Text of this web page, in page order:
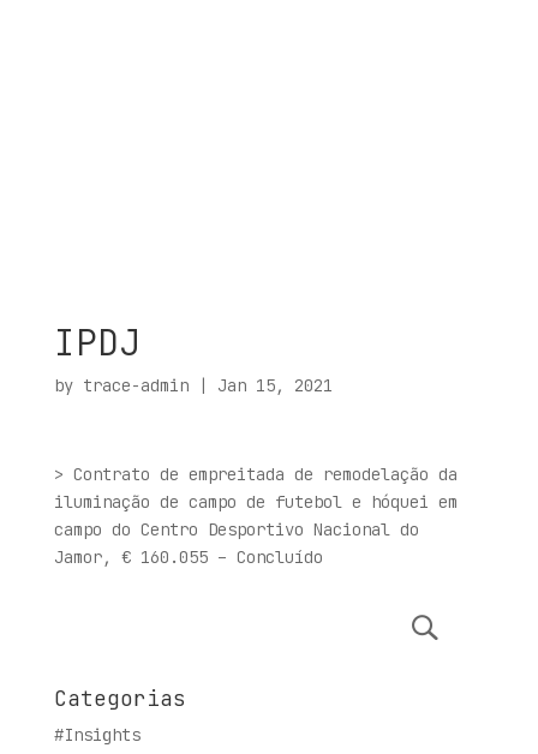
IPDJ
by trace-admin| Jan 15, 2021
> Contrato de empreitada de remodelação da
iluminação de campo de futebol e hóquei em
campo do Centro Desportivo Nacional do
Jamor, € 160.055 – Concluído
Categorias
#Insights